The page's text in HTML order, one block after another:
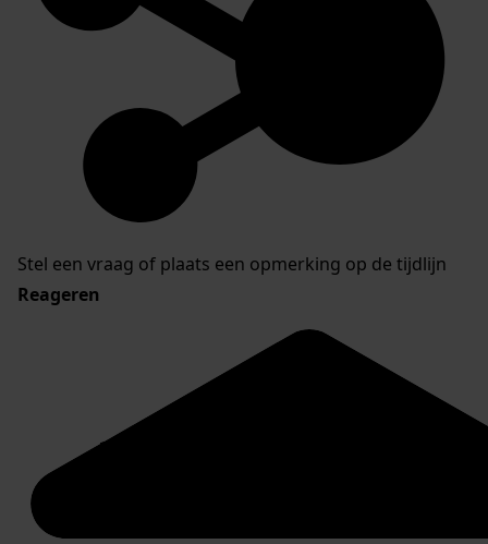
Stel een vraag of plaats een opmerking op de tijdlijn
Reageren